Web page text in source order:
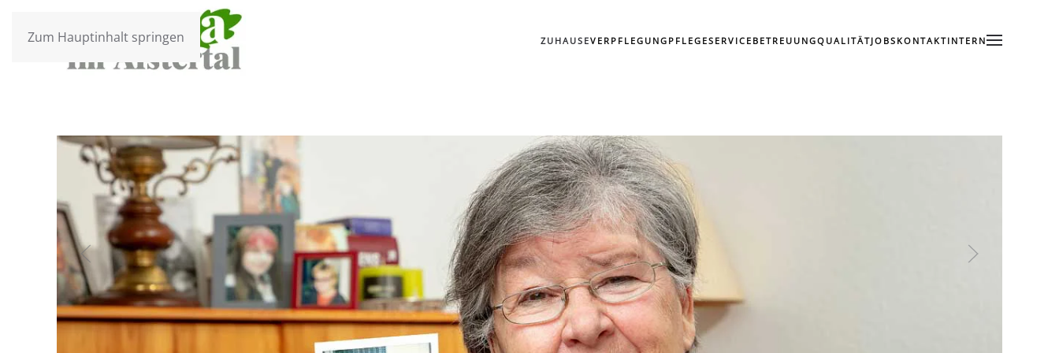
Zum Hauptinhalt springen ZUHAUSEVERPFLEGUNG PFLEGESERVICE BETREUUNGQUALITÄTJOBS KONTAKTINTERN